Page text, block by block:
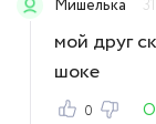
Мишелька
мой друг
шоке
0